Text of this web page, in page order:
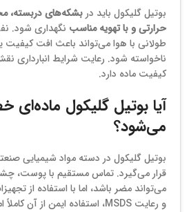
بوتیل گلیکول باید در بشکه‌های دربسته،
حرارتی و با تهویه مناسب نگهداری شود.
طولانی با هوا می‌تواند باعث افت کیفیت
ناخواسته شود. رعایت شرایط
کیفیت ماده دارد.
آیا بوتیل گلیکول
می‌شود؟
بوتیل گلیکول در دسته مواد شیمیایی
قرار می‌گیرد. تماس مستقیم با پوست،
و رعایت MSDS، استفاده ایمن از آن کاملاً امکان‌پذیر است.